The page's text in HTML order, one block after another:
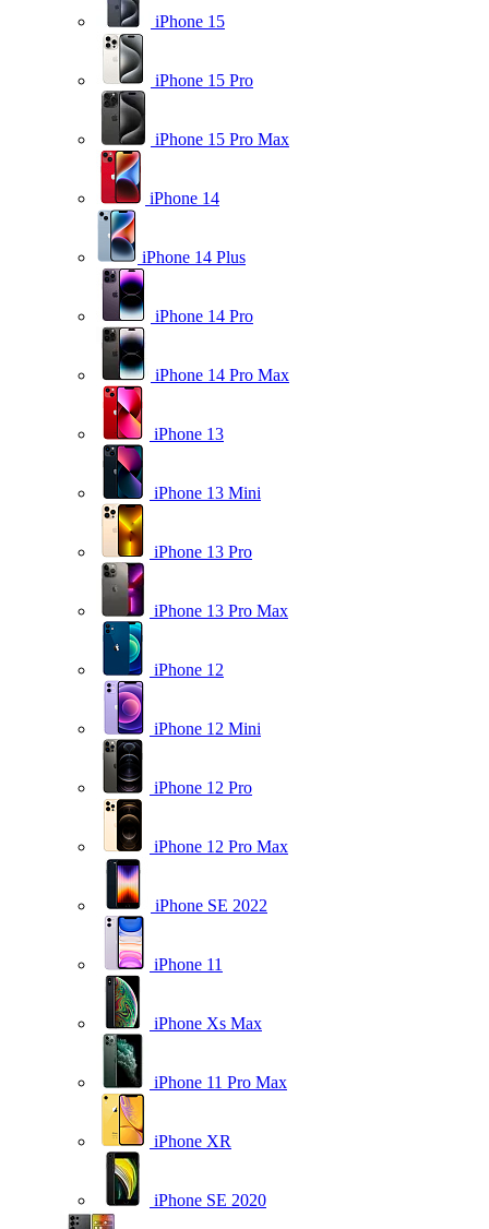
iPhone 15
iPhone 15 Pro
iPhone 15 Pro Max
iPhone 14
iPhone 14 Plus
iPhone 14 Pro
iPhone 14 Pro Max
iPhone 13
iPhone 13 Mini
iPhone 13 Pro
iPhone 13 Pro Max
iPhone 12
iPhone 12 Mini
iPhone 12 Pro
iPhone 12 Pro Max
iPhone SE 2022
iPhone 11
iPhone Xs Max
iPhone 11 Pro Max
iPhone XR
iPhone SE 2020